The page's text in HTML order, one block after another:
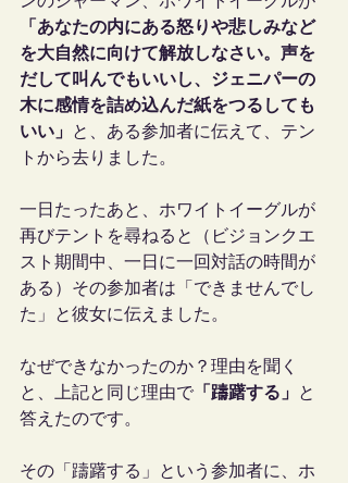
「あなたの内にある怒りや悲しみなど
を大自然に向けて解放しなさい。声を
だして叫んでもいいし、ジェニパーの
木に感情を詰め込んだ紙をつるしても
いい」 と、ある参加者に伝えて、テン
トから去りました。
一日たったあと、ホワイトイーグルが
再びテントを尋ねると（ビジョンクエ
スト期間中、一日に一回対話の時間が
ある）その参加者は「できませんでし
た」と彼女に伝えました。
なぜできなかったのか？理由を聞く
と、上記と同じ理由で 「躊躇する」 と
答えたのです。
その「躊躇する」という参加者に、ホ